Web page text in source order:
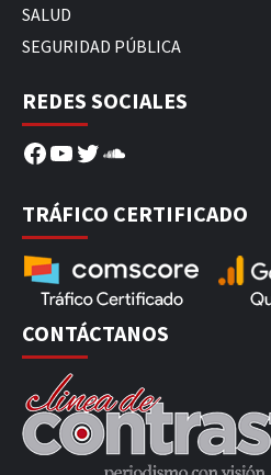
SALUD
SEGURIDAD PÚBLICA
REDES SOCIALES
Facebook
YouTube
Twitter
SoundCloud
TRÁFICO CERTIFICADO
CONTÁCTANOS